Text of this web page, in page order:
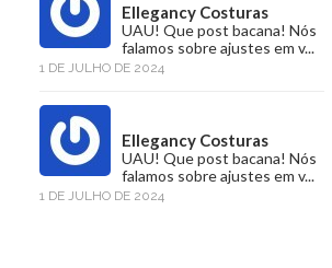
Ellegancy Costuras
UAU! Que post bacana! Nós
falamos sobre ajustes em v...
1 DE JULHO DE 2024
Ellegancy Costuras
UAU! Que post bacana! Nós
falamos sobre ajustes em v...
1 DE JULHO DE 2024